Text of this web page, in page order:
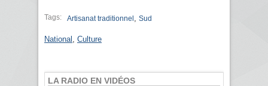
Tags: Artisanat traditionnel Sud
National Culture
LA RADIO EN VIDÉOS